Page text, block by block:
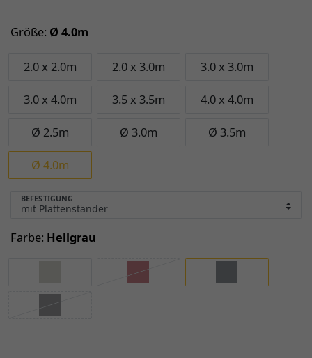
Größe: Ø 4.0m
2.0 x 2.0m 2.0 x 3.0m 3.0 x 3.0m
3.0 x 4.0m 3.5 x 3.5m 4.0 x 4.0m
Ø 2.5m Ø 3.0m Ø 3.5m
Ø 4.0m
BEFESTIGUNG
Farbe: Hellgrau